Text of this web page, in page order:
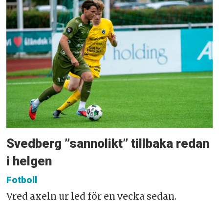
Svedberg ”sannolikt” tillbaka redan
i helgen
Fotboll
Vred axeln ur led för en vecka sedan.